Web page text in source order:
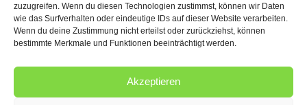
zuzugreifen. Wenn du diesen Technologien zustimmst, können wir Daten
wie das Surfverhalten oder eindeutige IDs auf dieser Website verarbeiten.
Wenn du deine Zustimmung nicht erteilst oder zurückziehst, können
bestimmte Merkmale und Funktionen beeinträchtigt werden.
Akzeptieren
Öffnungszeiten:
Montag bis Freitag
von 8:30 bis 18.00 Uhr